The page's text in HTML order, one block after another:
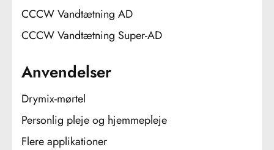
CCCW Vandtætning AD
CCCW Vandtætning Super-AD
Anvendelser
Drymix-mørtel
Personlig pleje og hjemmepleje
Flere applikationer